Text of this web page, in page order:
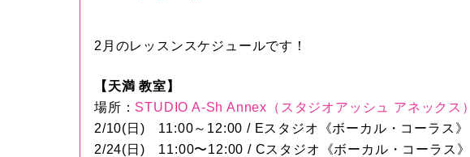
2月のレッスンスケジュールです！
【天満 教室】
場所： STUDIO A-Sh Annex（スタジオアッシュ アネックス）
2/10(日) 11:00～12:00 / Eスタジオ《ボーカル・コーラス》
2/24(日) 11:00〜12:00 / Cスタジオ《ボーカル・コーラス》